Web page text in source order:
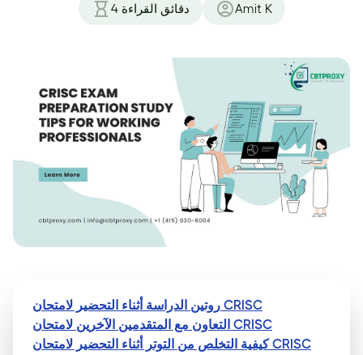
4 دقائق القراءة Amit K
روتين الدراسة أثناء التحضير لامتحان CRISC
التعاون مع المتقدمين الآخرين لامتحان CRISC
كيفية التخلص من التوتر أثناء التحضير لامتحان CRISC